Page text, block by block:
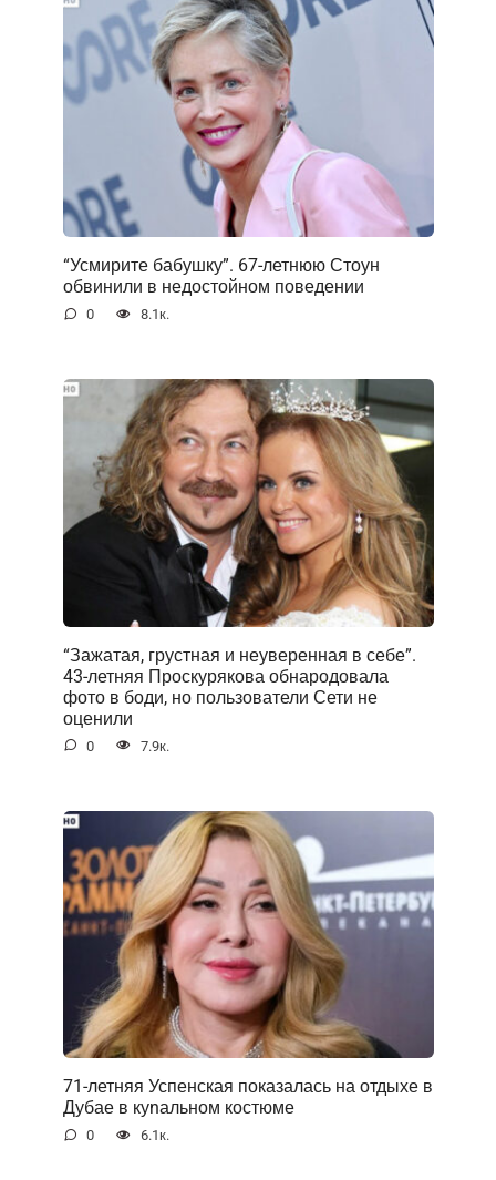
“Усмирите бабушку”. 67-летнюю Стоун
обвинили в недостойном поведении
0 8.1к.
“Зажатая, грустная и неуверенная в себе”.
43-летняя Проскурякова обнародовала
фото в боди, но пользователи Сети не
оценили
0 7.9к.
71-летняя Успенская показалась на отдыхе в
Дубае в куnальном костюме
0 6.1к.